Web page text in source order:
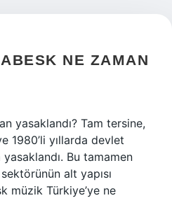
NE ZAMAN
yasaklandı? Tam tersine,
1980’li yıllarda devlet
Bu tamamen
alt yapısı
müzik Türkiye’ye ne